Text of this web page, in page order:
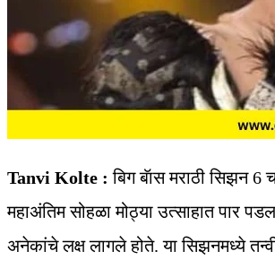
Tanvi Kolte :बिग बॅास मराठी सिझन 6
महाअंतिम सोहळा मोठ्या उत्साहात पार
अनेकांचे लक्ष लागले होते. या सिझनमध्ये